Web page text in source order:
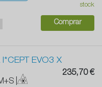
stock
Comprar
EVO3 X
|
235,70 €